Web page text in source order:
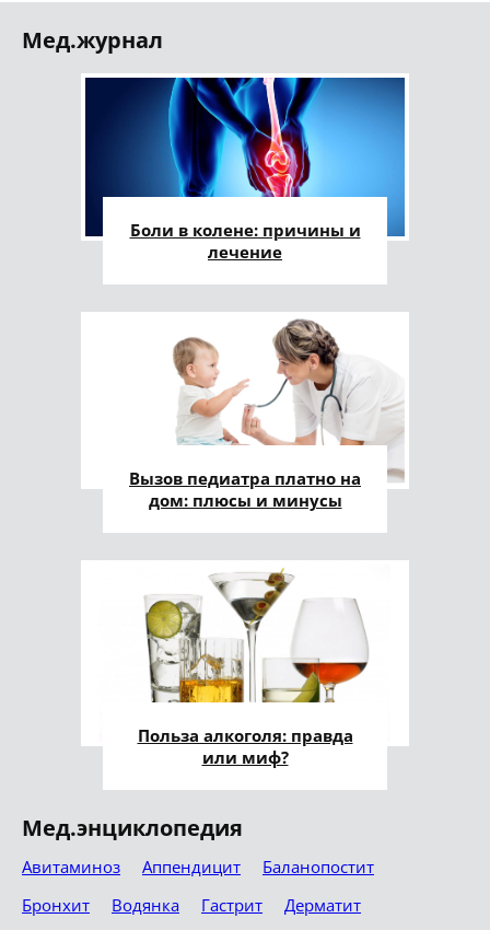
Мед.журнал
Боли в колене: причины и
лечение
Вызов педиатра платно на
дом: плюсы и минусы
Польза алкоголя: правда
или миф?
Мед.энциклопедия
Авитаминоз Аппендицит
Баланопостит
Бронхит
Водянка Гастрит
Дерматит